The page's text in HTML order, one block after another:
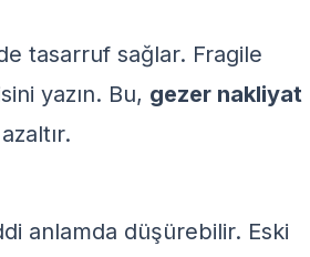
tasarruf sağlar. Fragile
yazın. Bu, gezer nakliyat
anlamda düşürebilir. Eski